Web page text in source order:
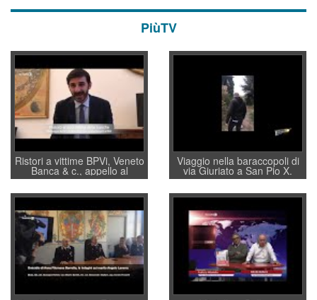
PiùTV
Ristori a vittime BPVi, Veneto
Banca & c., appello al
sottosegretario Alessio
Villarosa: per mettere ordine
convochi con Di Maio CNCU
a supporto della cabina di
regia al Mef
Viaggio nella baraccopoli di
via Giuriato a San Pio X.
Vicenza ai Vicentini: “faremo
un regalo di Natale ai
residenti”